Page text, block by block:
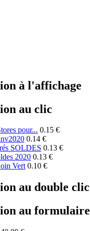
à l'affichage
au clic
pour... 0.15 €
0.14 €
SOLDES 0.13 €
2020 0.13 €
Vert 0.10 €
au double clic
au formulaire